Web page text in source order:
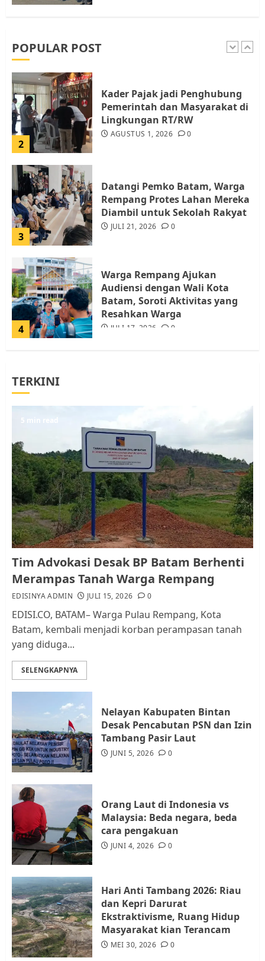
POPULAR POST
2
AGUSTUS 1, 2026 0
3
JULI 21, 2026 0
4
Resahkan Warga
JULI 17, 2026 0
5
1
Pemko Batam Tegaskan RT dan
RW bukan Petugas Pendataan
dan Pemungutan Pajak
AGUSTUS 1, 2026 0
2
Kader Pajak jadi Penghubung
Pemerintah dan Masyarakat di
Lingkungan RT/RW
AGUSTUS 1, 2026 0
3
Datangi Pemko Batam, Warga
Rempang Protes Lahan Mereka
4
Audiensi dengan Wali Kota
Batam, Soroti Aktivitas yang
Resahkan Warga
JULI 17, 2026 0
5
Tim Advokasi Desak BP Batam
Berhenti Merampas Tanah
Warga Rempang
JULI 15, 2026
TERKINI
5 min read
Tim Advokasi Desak BP Batam Berhenti
Merampas Tanah Warga Rempang
EDISINYA ADMIN JULI 15, 2026 0
EDISI.CO, BATAM– Warga Pulau Rempang, Kota
Batam, kembali menjadi korban perampasan tanah
yang diduga...
SELENGKAPNYA
Nelayan Kabupaten Bintan
Desak Pencabutan PSN dan Izin
Tambang Pasir Laut
JUNI 5, 2026 0
Orang Laut di Indonesia vs
Malaysia: Beda negara, beda
cara pengakuan
JUNI 4, 2026 0
Hari Anti Tambang 2026: Riau
dan Kepri Darurat
Ekstraktivisme, Ruang Hidup
Masyarakat kian Terancam
MEI 30, 2026 0